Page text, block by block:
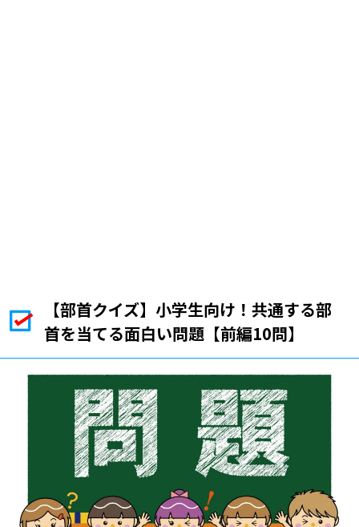
【部首クイズ】小学生向け！共通する部
首を当てる面白い問題【前編10問】